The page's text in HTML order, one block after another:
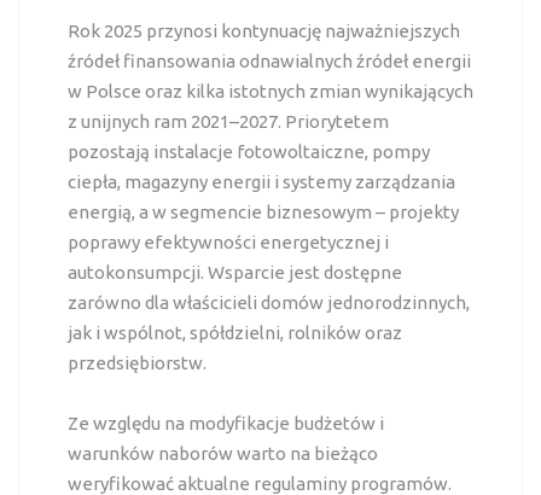
Rok 2025 przynosi kontynuację najważniejszych
źródeł finansowania odnawialnych źródeł energii
w Polsce oraz kilka istotnych zmian wynikających
z unijnych ram 2021–2027. Priorytetem
pozostają instalacje fotowoltaiczne, pompy
ciepła, magazyny energii i systemy zarządzania
energią, a w segmencie biznesowym – projekty
poprawy efektywności energetycznej i
autokonsumpcji. Wsparcie jest dostępne
zarówno dla właścicieli domów jednorodzinnych,
jak i wspólnot, spółdzielni, rolników oraz
przedsiębiorstw.
Ze względu na modyfikacje budżetów i
warunków naborów warto na bieżąco
weryfikować aktualne regulaminy programów.